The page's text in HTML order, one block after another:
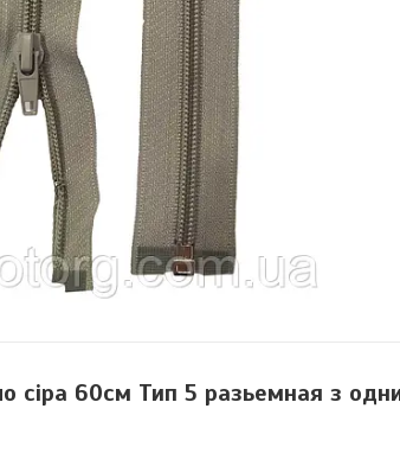
сіра 60см Тип 5 разьемная з